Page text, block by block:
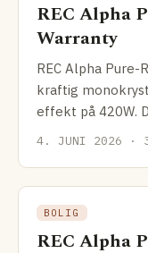
REC Alpha
Warranty
REC Alpha Pure-
kraftig
effekt på 420W.
på 21,8
4. JUNI 2026 ·
BOLIG
REC Alpha